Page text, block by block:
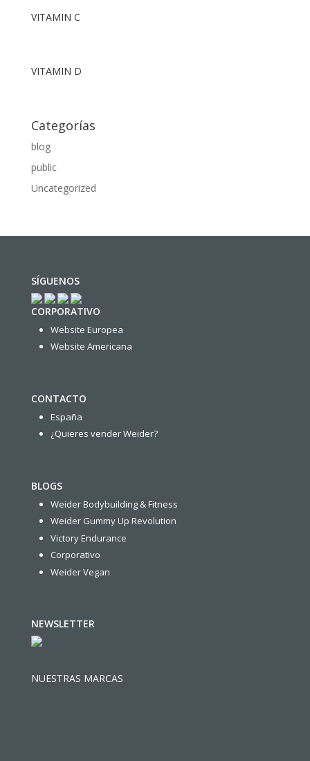
VITAMIN C
VITAMIN D
Categorías
blog
public
Uncategorized
SÍGUENOS
CORPORATIVO
Website Europea
Website Americana
CONTACTO
España
¿Quieres vender Weider?
BLOGS
Weider Bodybuilding & Fitness
Weider Gummy Up Revolution
Victory Endurance
Corporativo
Weider Vegan
NEWSLETTER
NUESTRAS MARCAS